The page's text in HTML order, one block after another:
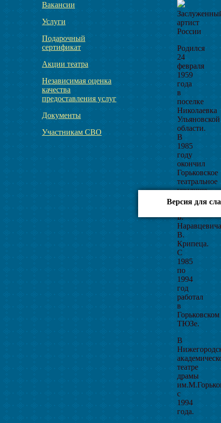
Вакансии
Услуги
Подарочный
сертификат
Акции театра
Независимая оценка
качества
предоставления услуг
Документы
Участникам СВО
артист
России
Родился
24
февраля
1959
года
в
поселке
Николаевка
Ульяновской
области.
В
1985
году
окончил
Горьковское
театральное
училище
у
педагогов
Б.
В.
Крипеца.
С
1985
по
1994
год
работал
в
Горьковском
ТЮЗе.
В
театре
драмы
с
1994
года.
Версия для